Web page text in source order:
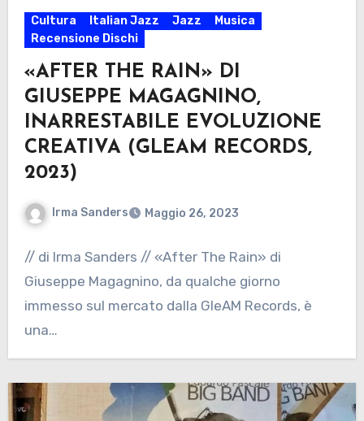
Cultura Italian Jazz Jazz
Musica
Recensione Dischi
«AFTER THE RAIN» DI
GIUSEPPE MAGAGNINO,
INARRESTABILE EVOLUZIONE
CREATIVA (GLEAM RECORDS,
2023)
Irma Sanders Maggio 26, 2023
// di Irma Sanders // «After The Rain» di
Giuseppe Magagnino, da qualche giorno
immesso sul mercato dalla GleAM Records, è
una…